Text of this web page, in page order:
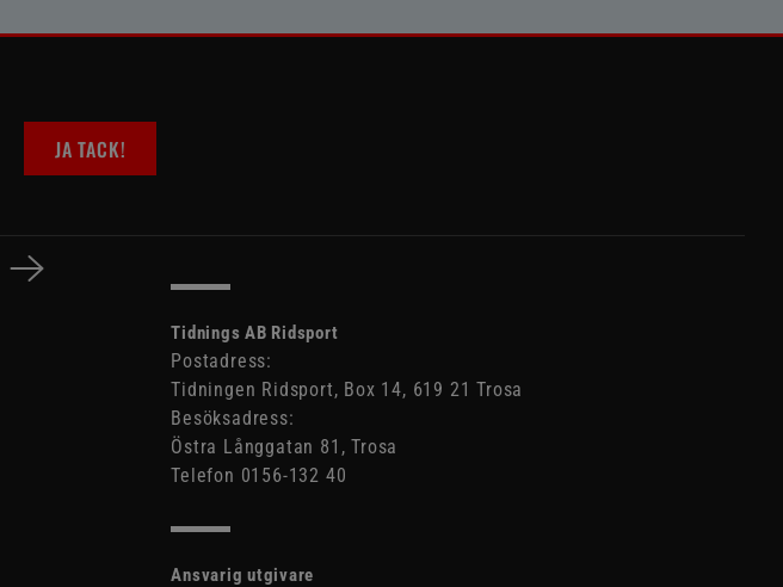
JA TACK!
Tidnings AB Ridsport
Postadress:
Tidningen Ridsport, Box 14, 619 21 Trosa
Besöksadress:
Östra Långgatan 81, Trosa
Telefon 0156-132 40
Ansvarig utgivare